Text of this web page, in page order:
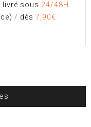
livré sous 24/48H
/ dès 7,90€